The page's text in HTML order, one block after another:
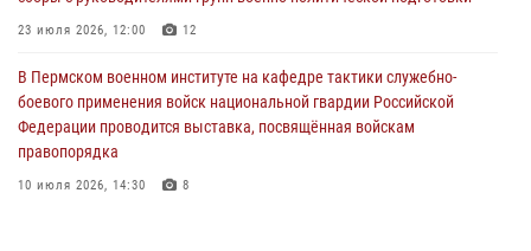
боксу
В Росгвардии определили лучших специалистов продовольственной
службы
06 июля 2026, 05:30
23 июля 2026, 12:00 12
В Пермском военном институте на кафедре тактики служебно-
боевого применения войск национальной гвардии Российской
Федерации проводится выставка, посвящённая войскам
правопорядка
10 июля 2026, 14:30 8